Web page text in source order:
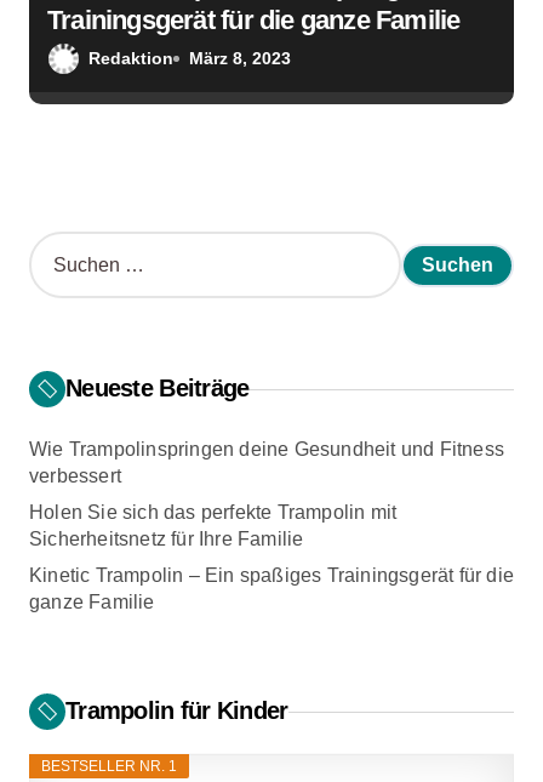
Trainingsgerät für die ganze Familie
Redaktion März 8, 2023
S
u
n
n
c
h
:
Neueste Beiträge
Wie Trampolinspringen deine Gesundheit und Fitness
verbessert
Holen Sie sich das perfekte Trampolin mit
Sicherheitsnetz für Ihre Familie
Kinetic Trampolin – Ein spaßiges Trainingsgerät für die
ganze Familie
Trampolin für Kinder
BESTSELLER NR. 1